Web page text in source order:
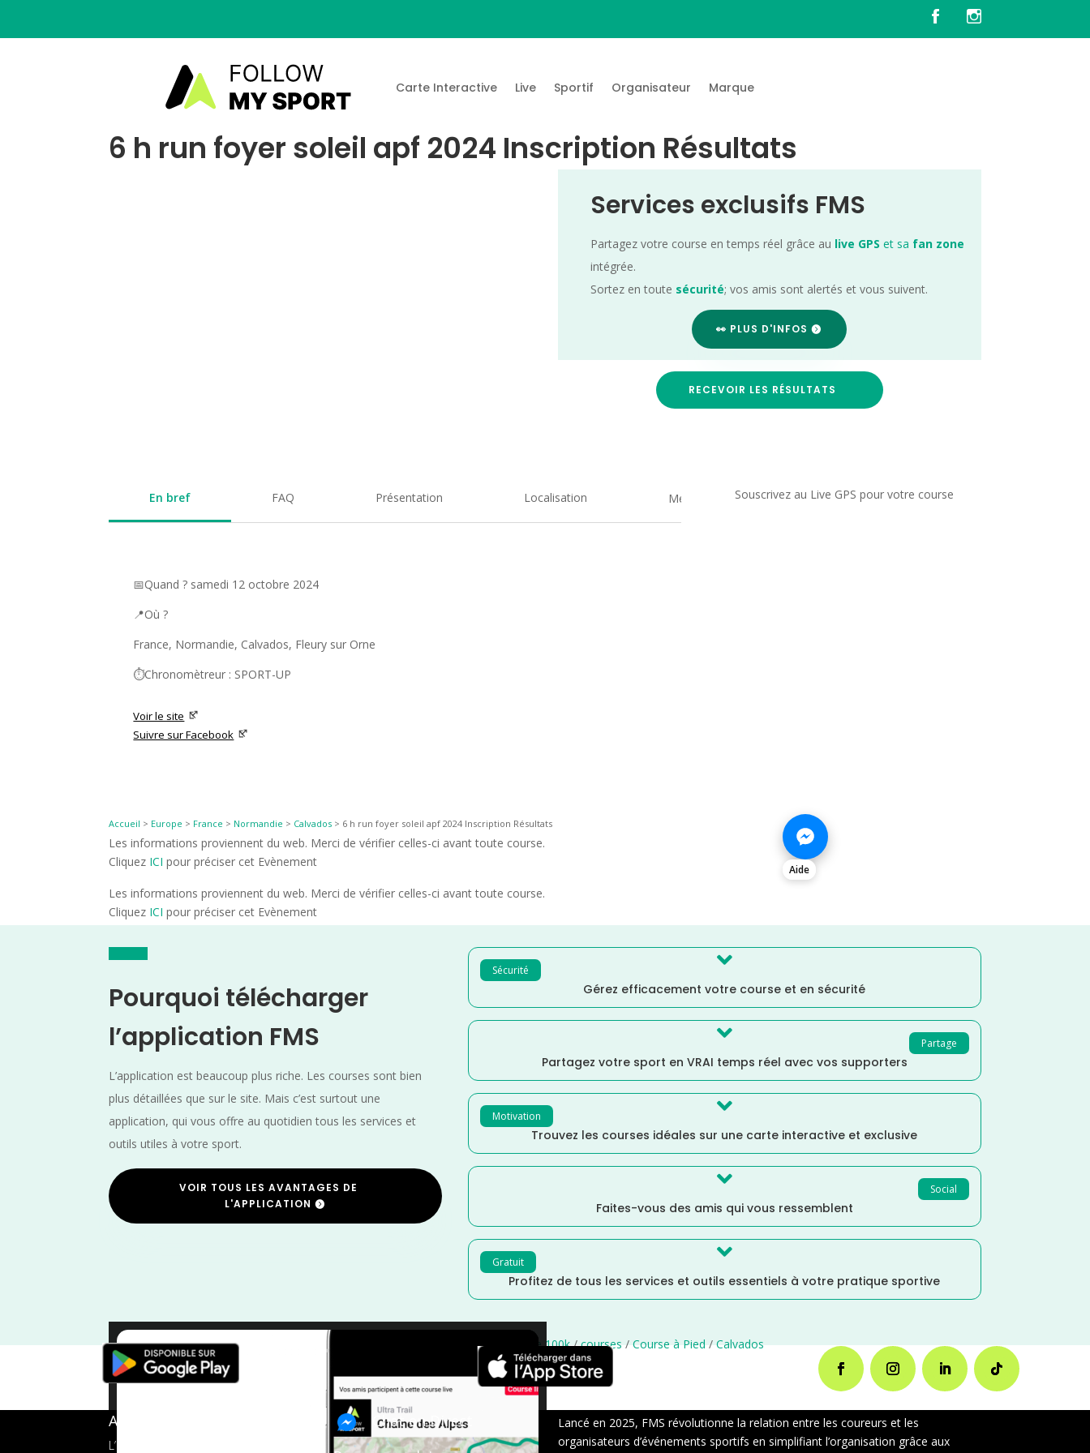
Carte Interactive Live Sportif Organisateur Marque
6 h run foyer soleil apf 2024 Inscription Résultats
Services exclusifs FMS
Partagez votre course en temps réel grâce au live GPS et sa fan zone
intégrée.
Sortez en toute sécurité; vos amis sont alertés et vous suivent.
👀 PLUS D'INFOS
RECEVOIR LES RÉSULTATS
En bref FAQ Présentation Localisation Medias
📅Quand ? samedi 12 octobre 2024
📍Où ?
France, Normandie, Calvados, Fleury sur Orne
⏱️Chronomètreur : SPORT-UP
Voir le site
Suivre sur Facebook
Souscrivez au Live GPS pour votre course
Accueil > Europe > France > Normandie > Calvados > 6 h run foyer soleil apf 2024 Inscription Résultats
Les informations proviennent du web. Merci de vérifier celles-ci avant toute course.
Cliquez ICI pour préciser cet Evènement
Les informations proviennent du web. Merci de vérifier celles-ci avant toute course.
Cliquez ICI pour préciser cet Evènement
Aide
Pourquoi télécharger
l’application FMS
L’application est beaucoup plus riche. Les courses sont bien
plus détaillées que sur le site. Mais c’est surtout une
application, qui vous offre au quotidien tous les services et
outils utiles à votre sport.
VOIR TOUS LES AVANTAGES DE
L'APPLICATION
Sécurité 
Gérez efficacement votre course et en sécurité
Partage

Partagez votre sport en VRAI temps réel avec vos supporters
Motivation 
Trouvez les courses idéales sur une carte interactive et exclusive
Social

Faites-vous des amis qui vous ressemblent
Gratuit 
Profitez de tous les services et outils essentiels à votre pratique sportive
×
France Distance 100k/courses/Course à Pied/Calvados
A propos de FMS
L’application tout-en-un pour les
Chat en Direct
Lancé en 2025, FMS révolutionne la relation entre les coureurs et les
organisateurs d’événements sportifs en simplifiant l’organisation grâce aux